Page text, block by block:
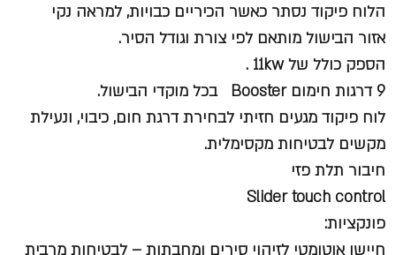
הלוח פיקוד נסתר כאשר הכיריים כבויות, למראה נקי
אזור הבישול מותאם לפי צורת וגודל הסיר.
הספק כולל של 11kw .
9 דרגות חימום Booster בכל מוקדי הבישול.
לוח פיקוד מגעים חזיתי לבחירת דרגת חום, כיבוי, ונעילת
מקשים לבטיחות מקסימלית.
חיבור תלת פזי
Slider touch control
פונקציות:
חיישן אוטומטי לזיהוי סירים ומחבתות – לבטיחות מרבית